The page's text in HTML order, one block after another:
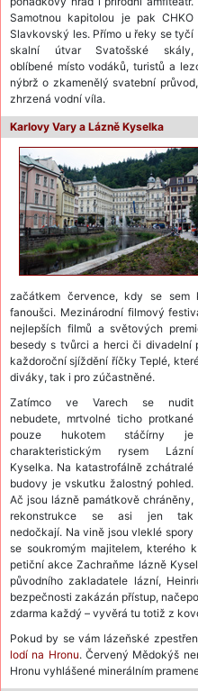
Samotnou kapitolou je pak CHKO
Slavkovský les. Přímo u řeky se tyčí
skalní útvar Svatošské skály,
oblíbené místo vodáků, turistů a
nýbrž o zkamenělý svatební
zhrzená vodní víla.
Karlovy Vary a Lázně Kyselka
začátkem července, kdy se sem
fanoušci. Mezinárodní filmový
nejlepších filmů a světových
besedy s tvůrci a herci či divadelní
každoroční sjíždění říčky Teplé,
diváky, tak i pro zúčastněné.
Zatímco ve Varech se nudit
nebudete, mrtvolné ticho protkané
pouze hukotem stáčírny je
charakteristickým rysem Lázní
Kyselka. Na katastrofálně zchátralé
budovy je vskutku žalostný pohled.
Ač jsou lázně památkově chráněny,
rekonstrukce se asi jen tak
nedočkají. Na vině jsou vleklé spory
se soukromým majitelem, kterého
petiční akce Zachraňme lázně
původního zakladatele lázní,
bezpečnosti zakázán přístup,
zdarma každý – vyvěrá tu totiž z
Pokud by se vám lázeňské
lodí na Hronu. Červený Mědokýš
Hronu vyhlášené minerálním